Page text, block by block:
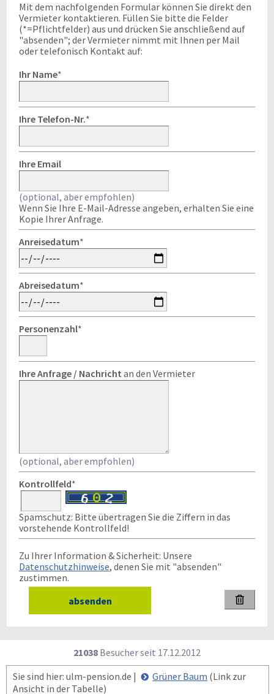
Mit dem nachfolgenden Formular können Sie direkt den
Vermieter kontaktieren. Füllen Sie bitte die Felder
(*=Pflichtfelder) aus und drücken Sie anschließend auf
"absenden"; der Vermieter nimmt mit Ihnen per Mail
oder telefonisch Kontakt auf:
Ihr Name*
Ihre Telefon-Nr.*
Ihre Email
(optional, aber empfohlen)
Wenn Sie Ihre E-Mail-Adresse angeben, erhalten Sie eine
Kopie Ihrer Anfrage.
Anreisedatum*
Abreisedatum*
Personenzahl*
Ihre Anfrage / Nachricht an den Vermieter
(optional, aber empfohlen)
Kontrollfeld*
Spamschutz: Bitte übertragen Sie die Ziffern in das
vorstehende Kontrollfeld!
Zu Ihrer Information & Sicherheit: Unsere
Datenschutzhinweise, denen Sie mit "absenden"
zustimmen.

21038 Besucher seit 17.12.2012
Sie sind hier: ulm-pension.de |
Grüner Baum (Link zur
Ansicht in der Tabelle)